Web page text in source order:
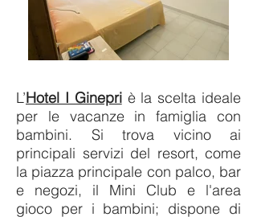
L’Hotel I Ginepriè la scelta ideale
per le vacanze in famiglia con
bambini. Si trova vicino ai
principali servizi del resort, come
la piazza principale con palco, bar
e negozi, il Mini Club e l'area
gioco per i bambini; dispone di